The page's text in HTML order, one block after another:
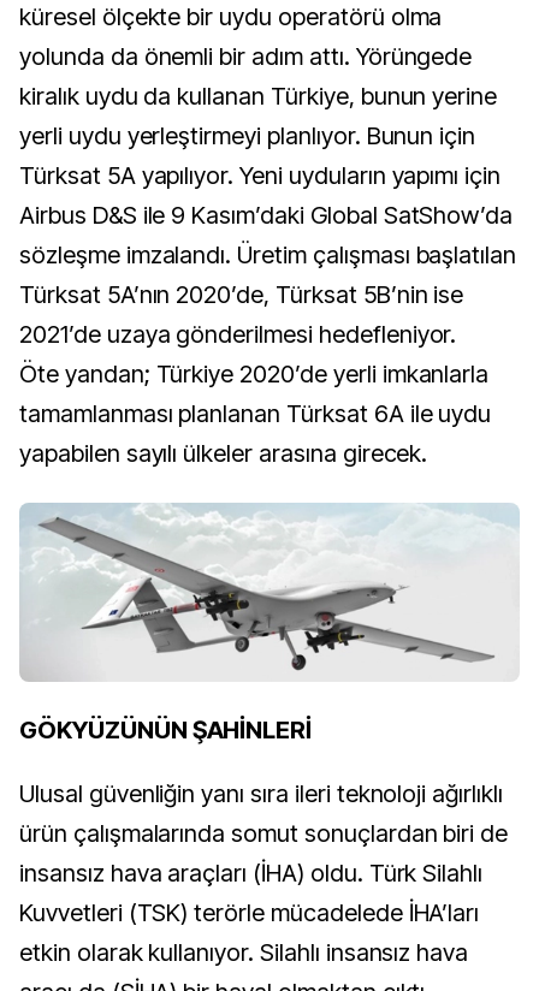
küresel ölçekte bir uydu operatörü olma
yolunda da önemli bir adım attı. Yörüngede
kiralık uydu da kullanan Türkiye, bunun yerine
yerli uydu yerleştirmeyi planlıyor. Bunun için
Türksat 5A yapılıyor. Yeni uyduların yapımı için
Airbus D&S ile 9 Kasım’daki Global SatShow’da
sözleşme imzalandı. Üretim çalışması başlatılan
Türksat 5A’nın 2020’de, Türksat 5B’nin ise
2021’de uzaya gönderilmesi hedefleniyor.
Öte yandan; Türkiye 2020’de yerli imkanlarla
tamamlanması planlanan Türksat 6A ile uydu
yapabilen sayılı ülkeler arasına girecek.
GÖKYÜZÜNÜN ŞAHİNLERİ
Ulusal güvenliğin yanı sıra ileri teknoloji ağırlıklı
ürün çalışmalarında somut sonuçlardan biri de
insansız hava araçları (İHA) oldu. Türk Silahlı
Kuvvetleri (TSK) terörle mücadelede İHA’ları
etkin olarak kullanıyor. Silahlı insansız hava